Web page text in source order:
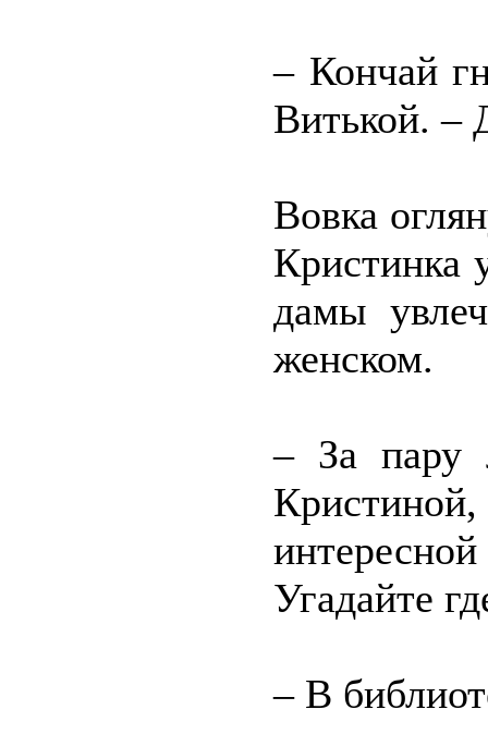
– Кончай
Витькой. –
Вовка
Кристинка
дамы
женском.
– За пару
Угадайте
– В